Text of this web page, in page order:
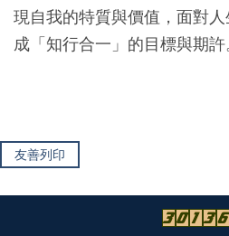
現自我的特質與價值，面對
成「知行合一」的目標與期許
友善列印